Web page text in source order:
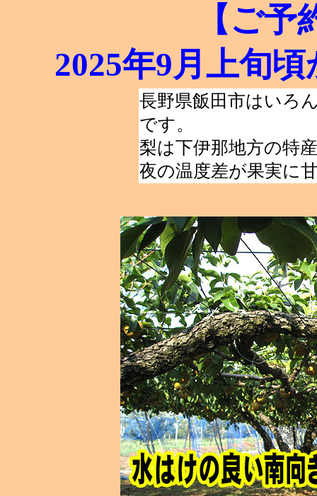
【ご
2025年9月上旬
長野県飯田市はいろ
です。
梨は下伊那地方の特
夜の温度差が果実に